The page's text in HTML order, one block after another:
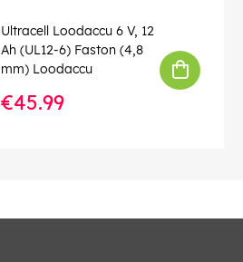
Ultracell Loodaccu 6 V, 12
Ah (UL12-6) Faston (4,8
mm) Loodaccu
€45.99